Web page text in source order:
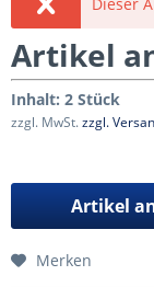
Artikel
Inhalt: 2 Stück
zzgl. MwSt.zzgl.
Artikel
Merken